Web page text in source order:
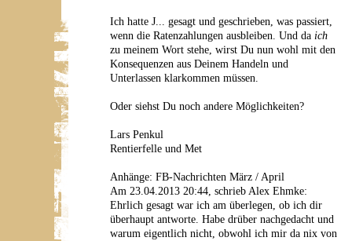
Ich hatte J... gesagt und geschrieben, was passiert,
wenn die Ratenzahlungen ausbleiben. Und da ich
zu meinem Wort stehe, wirst Du nun wohl mit den
Konsequenzen aus Deinem Handeln und
Unterlassen klarkommen müssen.
Oder siehst Du noch andere Möglichkeiten?
Lars Penkul
Rentierfelle und Met
Anhänge: FB-Nachrichten März / April
Am 23.04.2013 20:44, schrieb Alex Ehmke:
Ehrlich gesagt war ich am überlegen, ob ich dir
überhaupt antworte. Habe drüber nachgedacht und
warum eigentlich nicht, obwohl ich mir da nix von